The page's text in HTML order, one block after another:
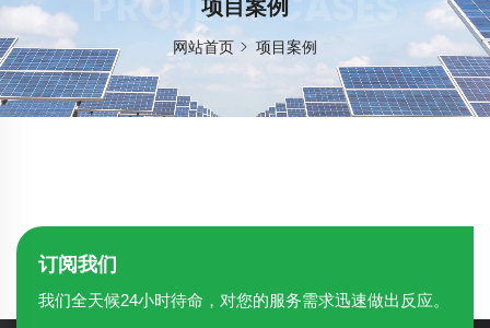
项目案例
网站首页 项目案例
订阅我们
我们全天候24小时待命，对您的服务需求迅速做出反应。